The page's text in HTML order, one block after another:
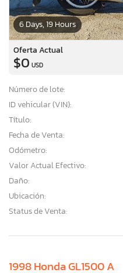
6 Days, 19 Hours
Oferta Actual
$0 USD
Número de lote:
ID vehicular (VIN):
Título:
Fecha de Venta:
Odómetro:
Valor Actual Efectivo:
Daño:
Ubicación:
Status de Venta:
1998 Honda GL1500 A